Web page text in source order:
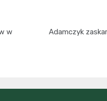
w
Adamczyk